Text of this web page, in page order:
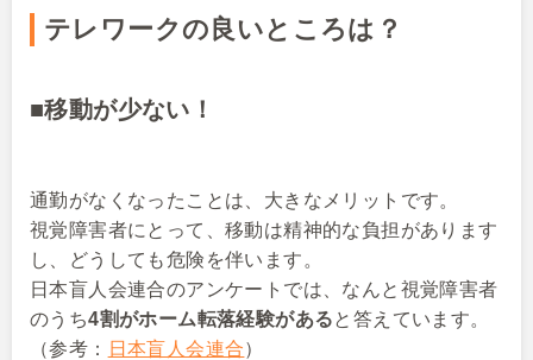
テレワークの良いところは？
■移動が少ない！
通勤がなくなったことは、大きなメリットです。
視覚障害者にとって、移動は精神的な負担があります
し、どうしても危険を伴います。
日本盲人会連合のアンケートでは、なんと視覚障害者
のうち4割がホーム転落経験があると答えています。
（参考：
日本盲人会連合）